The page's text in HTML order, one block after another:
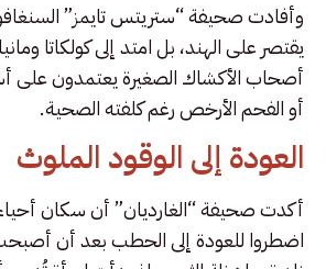
وأفادت صحيفة “ستريتس تايمز”
يقتصر على الهند، بل امتد إلى كولكاتا
أصحاب الأكشاك الصغيرة يعتمدون على
أو الفحم الأرخص رغم كلفته الصحية.
العودة إلى الوقود الملوث
أكدت صحيفة “الغارديان” أن سكان
اضطروا للعودة إلى الحطب بعد أن